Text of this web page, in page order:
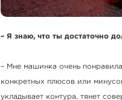
– Я знаю, что ты достаточно
– Мне машинка очень
конкретных плюсов или
укладывает контура, тянет